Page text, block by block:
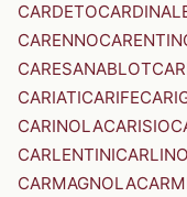
CARDETO
CARENNO
CARESANABLOT
CARIATICARIFE
CARINOLACARISIO
CARLENTINICARLINO
CARMAGNOLA